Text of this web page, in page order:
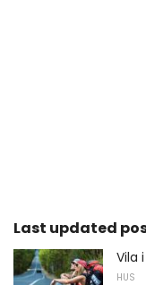
Last updated
Vila
HUS